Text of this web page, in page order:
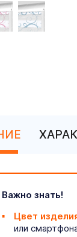
Важно знать!
Цвет
или